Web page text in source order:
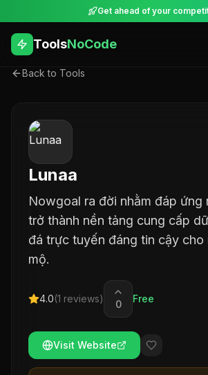
Get ahead of your
ToolsNoCode
Back to Tools
Lunaa
Nowgoal ra đời nhằm đáp ứng
trở thành nền tảng cung cấp
đá trực tuyến đáng tin cậy cho
mộ.
4.0(1 reviews) 0 Free
Visit Website